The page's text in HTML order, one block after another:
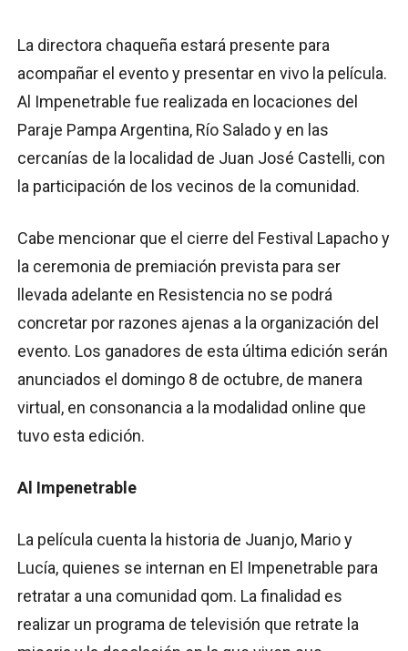
La directora chaqueña estará presente para
acompañar el evento y presentar en vivo la película.
Al Impenetrable fue realizada en locaciones del
Paraje Pampa Argentina, Río Salado y en las
cercanías de la localidad de Juan José Castelli, con
la participación de los vecinos de la comunidad.
Cabe mencionar que el cierre del Festival Lapacho y
la ceremonia de premiación prevista para ser
llevada adelante en Resistencia no se podrá
concretar por razones ajenas a la organización del
evento. Los ganadores de esta última edición serán
anunciados el domingo 8 de octubre, de manera
virtual, en consonancia a la modalidad online que
tuvo esta edición.
Al Impenetrable
La película cuenta la historia de Juanjo, Mario y
Lucía, quienes se internan en El Impenetrable para
retratar a una comunidad qom. La finalidad es
realizar un programa de televisión que retrate la